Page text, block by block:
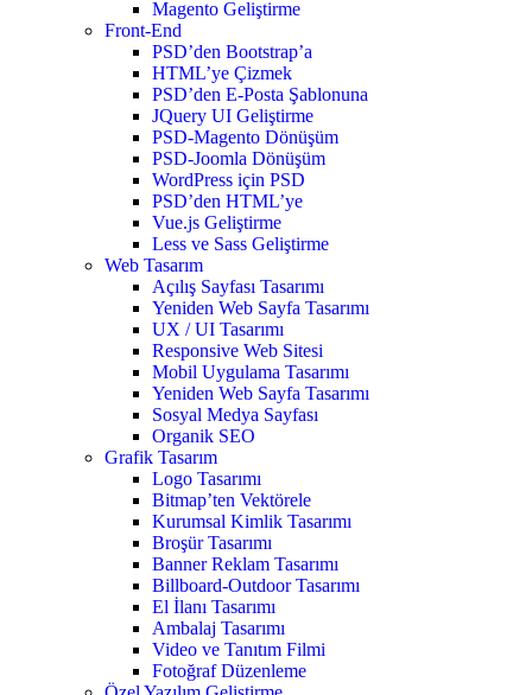
Magento Geliştirme
Front-End
PSD’den Bootstrap’a
HTML’ye Çizmek
PSD’den E-Posta Şablonuna
JQuery UI Geliştirme
PSD-Magento Dönüşüm
PSD-Joomla Dönüşüm
WordPress için PSD
PSD’den HTML’ye
Vue.js Geliştirme
Less ve Sass Geliştirme
Web Tasarım
Açılış Sayfası Tasarımı
Yeniden Web Sayfa Tasarımı
UX / UI Tasarımı
Responsive Web Sitesi
Mobil Uygulama Tasarımı
Yeniden Web Sayfa Tasarımı
Sosyal Medya Sayfası
Organik SEO
Grafik Tasarım
Logo Tasarımı
Bitmap’ten Vektörele
Kurumsal Kimlik Tasarımı
Broşür Tasarımı
Banner Reklam Tasarımı
Billboard-Outdoor Tasarımı
El İlanı Tasarımı
Ambalaj Tasarımı
Video ve Tanıtım Filmi
Fotoğraf Düzenleme